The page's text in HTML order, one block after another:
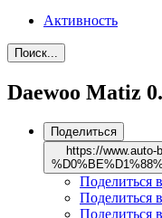
Активность
Поиск...
Daewoo Matiz
Поделиться
https://www.auto-
Поделиться
Поделиться
Поделиться